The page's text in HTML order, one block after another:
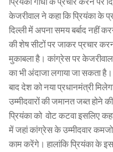
केजरीवाल ने कहा कि प्रियंका के
दिल्ली में अपना समय बर्बाद नहीं
की शेष सीटों पर जाकर प्रचार
मुकाबला है। कांग्रेस पर
का भी अंदाजा लगाया जा सकता
बाद देश को नया प्रधानमंत्री
उम्मीदवारों की जमानत जब्त होने
प्रियंका को वोट कटवा इसलिए
में जहां कांग्रेस के उम्मीदवार
काम करेंगे। हालांकि प्रियंका के